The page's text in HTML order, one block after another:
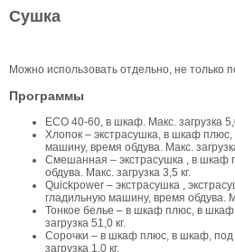
Сушка
Можно использовать отдельно, не только
Программы
ECO 40-60, в шкаф. Макс. загрузка
Хлопок – экстрасушка, в шкаф
машину, время обдува. Макс.
Смешанная – экстрасушка , в шкаф
обдува. Макс. загрузка 3,5 кг.
Quickpower – экстрасушка ,
гладильную машину, время обдува.
Тонкое белье – в шкаф плюс, в
загрузка 51,0 кг.
Сорочки – в шкаф плюс, в шкаф, под
загрузка 1,0 кг.